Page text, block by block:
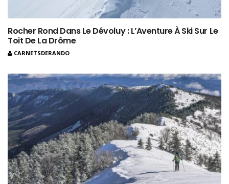
Rocher Rond Dans Le Dévoluy : L’Aventure À Ski Sur Le
Toit De La Drôme
CARNETSDERANDO